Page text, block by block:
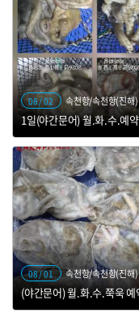
08 / 02 속천항/속천항(진해)
08 / 01 속천항/속천항(진해)